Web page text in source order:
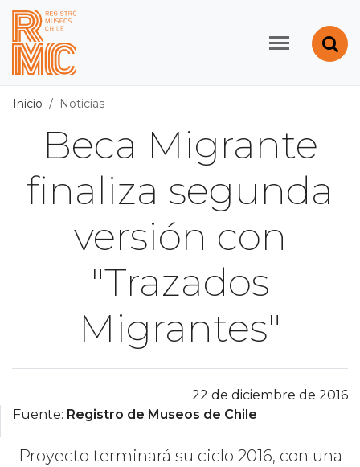
Contenido principal
Registro de Museos
Inicio Noticias
Beca Migrante
finaliza segunda
versión con
"Trazados
Migrantes"
22 de diciembre de 2016
Fuente: Registro de Museos de Chile
Proyecto terminará su ciclo 2016, con una